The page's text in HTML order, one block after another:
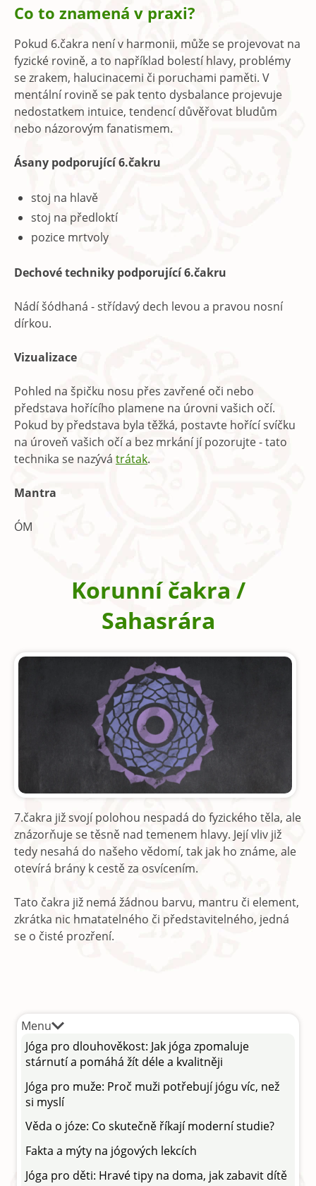
Co to znamená v praxi?
Pokud 6.čakra není v harmonii, může se projevovat na
fyzické rovině, a to například bolestí hlavy, problémy
se zrakem, halucinacemi či poruchami paměti. V
mentální rovině se pak tento dysbalance projevuje
nedostatkem intuice, tendencí důvěřovat bludům
nebo názorovým fanatismem.
Ásany podporující 6.čakru
stoj na hlavě
stoj na předloktí
pozice mrtvoly
Dechové techniky podporující 6.čakru
Nádí šódhaná - střídavý dech levou a pravou nosní
dírkou.
Vizualizace
Pohled na špičku nosu přes zavřené oči nebo
představa hořícího plamene na úrovni vašich očí.
Pokud by představa byla těžká, postavte hořící svíčku
na úroveň vašich očí a bez mrkání jí pozorujte - tato
technika se nazývá trátak.
Mantra
ÓM
Korunní čakra /
Sahasrára
7.čakra již svojí polohou nespadá do fyzického těla, ale
znázorňuje se těsně nad temenem hlavy. Její vliv již
tedy nesahá do našeho vědomí, tak jak ho známe, ale
otevírá brány k cestě za osvícením.
Tato čakra již nemá žádnou barvu, mantru či element,
zkrátka nic hmatatelného či představitelného, jedná
se o čisté prozření.
Menu
Jóga pro dlouhověkost: Jak jóga zpomaluje
stárnutí a pomáhá žít déle a kvalitněji
Jóga pro muže: Proč muži potřebují jógu víc, než
si myslí
Věda o józe: Co skutečně říkají moderní studie?
Fakta a mýty na jógových lekcích
Jóga pro děti: Hravé tipy na doma, jak zabavit dítě